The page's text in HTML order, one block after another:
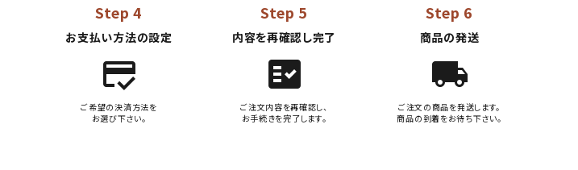
Step 4
お支払い方法の設定
credit_score
ご希望の決済方法を
お選び下さい。
Step 5
内容を再確認し完了
fact_check
ご注文内容を再確認し、
お手続きを完了します。
Step 6
商品の発送
local_shipping
ご注文の商品を発送します。
商品の到着をお待ち下さい。